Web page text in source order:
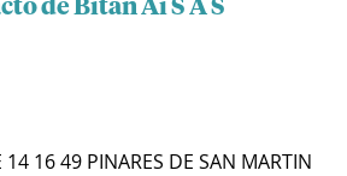
de Bitan Ai S A S
14 16 49 PINARES DE SAN MARTIN